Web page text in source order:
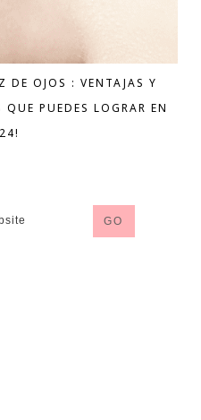
DE OJOS : VENTAJAS Y
QUE PUEDES LOGRAR EN